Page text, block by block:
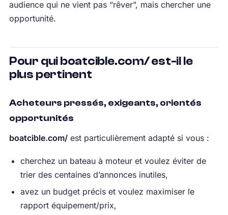
audience qui ne vient pas “rêver”, mais chercher une
opportunité.
Pour qui boatcible.com/ est-il le
plus pertinent
Acheteurs pressés, exigeants, orientés
opportunités
boatcible.com/est particulièrement adapté si vous :
cherchez un bateau à moteur et voulez éviter de
trier des centaines d’annonces inutiles,
avez un budget précis et voulez maximiser le
rapport équipement/prix,